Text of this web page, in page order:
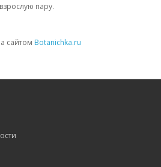
пару.
сайтом Botanichka.ru